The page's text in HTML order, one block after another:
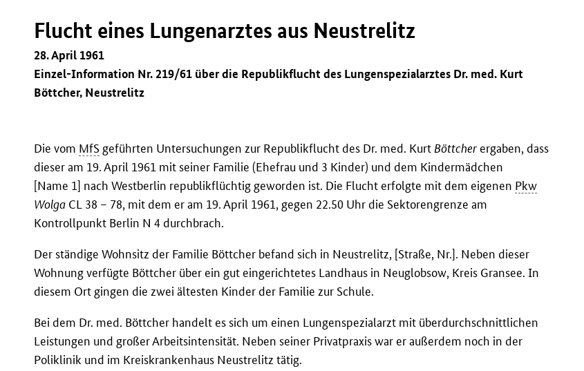
Flucht eines Lungenarztes aus Neustrelitz
28. April 1961
Einzel-Information Nr. 219/61 über die Republikflucht des Lungenspezialarztes Dr. med. Kurt
Böttcher, Neustrelitz
Die vom MfS geführten Untersuchungen zur Republikflucht des Dr. med. Kurt Böttcher ergaben, dass
dieser am 19. April 1961 mit seiner Familie (Ehefrau und 3 Kinder) und dem Kindermädchen
[Name 1] nach Westberlin republikflüchtig geworden ist. Die Flucht erfolgte mit dem eigenen Pkw
Wolga CL 38 – 78, mit dem er am 19. April 1961, gegen 22.50 Uhr die Sektorengrenze am
Kontrollpunkt Berlin N 4 durchbrach.
Der ständige Wohnsitz der Familie Böttcher befand sich in Neustrelitz, [Straße, Nr.]. Neben dieser
Wohnung verfügte Böttcher über ein gut eingerichtetes Landhaus in Neuglobsow, Kreis Gransee. In
diesem Ort gingen die zwei ältesten Kinder der Familie zur Schule.
Bei dem Dr. med. Böttcher handelt es sich um einen Lungenspezialarzt mit überdurchschnittlichen
Leistungen und großer Arbeitsintensität. Neben seiner Privatpraxis war er außerdem noch in der
Poliklinik und im Kreiskrankenhaus Neustrelitz tätig.